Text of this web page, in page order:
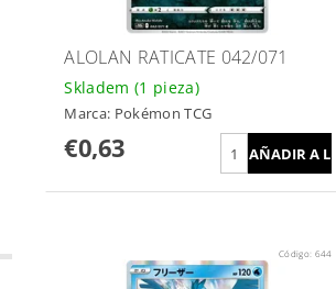
ALOLAN RATICATE 042/071
Skladem (1 pieza)
Marca: Pokémon TCG
€0,63
Código: 644